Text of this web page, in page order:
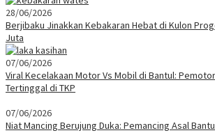
28/06/2026
Berjibaku Jinakkan Kebakaran Hebat di Kulon
Juta
07/06/2026
Viral Kecelakaan Motor Vs Mobil di Bantul:
Tertinggal di TKP
07/06/2026
Niat Mancing Berujung Duka: Pemancing Asal